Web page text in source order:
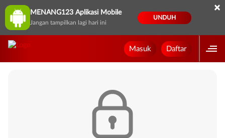
MENANG123 Aplikasi Mobile
Jangan tampilkan lagi hari ini
UNDUH
×
Masuk Daftar